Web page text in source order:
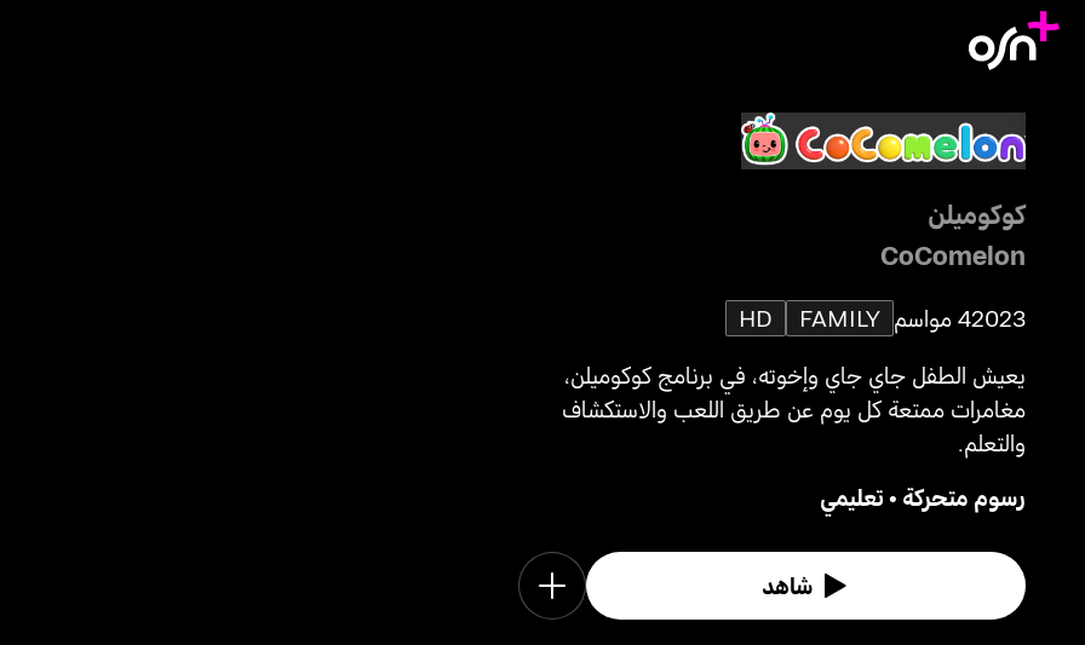
كوكوميلن
CoComelon
20234 مواسم FAMILY
HD
يعيش الطفل جاي جاي وإخوته، في برنامج كوكوميلن،
مغامرات ممتعة كل يوم عن طريق اللعب والاستكشاف
والتعلم.
رسوم متحركة •تعليمي
شاهد